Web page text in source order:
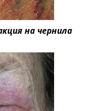
на чернила